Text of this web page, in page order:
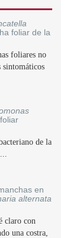
foliar de la
foliares no
sintomáticos
de la
en
alternata
claro con
una costra,